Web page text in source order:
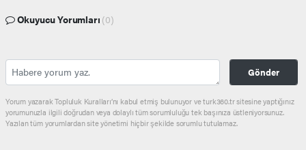
Okuyucu Yorumları (0)
Gönder
Yorum yazarak Topluluk Kuralları’nı kabul etmiş bulunuyor ve turk360.tr sitesine yaptığınız
yorumunuzla ilgili doğrudan veya dolaylı tüm sorumluluğu tek başınıza üstleniyorsunuz.
Yazılan tüm yorumlardan site yönetimi hiçbir şekilde sorumlu tutulamaz.